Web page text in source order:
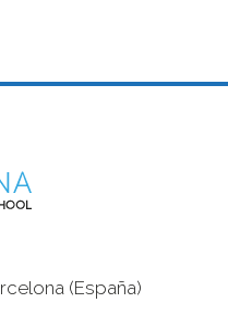
(España)‎